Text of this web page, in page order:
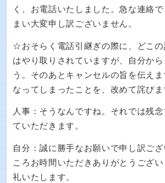
く、お電話いたしました。急な連絡
まい大変申し訳ございません。
☆おそらく電話引継ぎの際に、どこ
はやり取りされていますが、自分か
う。そのあとキャンセルの旨を伝え
なってしまったことを、改めて詫びま
人事：そうなんですね。それでは残
ていただきます。
自分：誠に勝手なお願いで申し訳ご
ころお時間いただきありがとうござ
礼いたします。